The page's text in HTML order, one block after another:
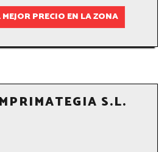
PRECIO EN LA ZONA
S.L.